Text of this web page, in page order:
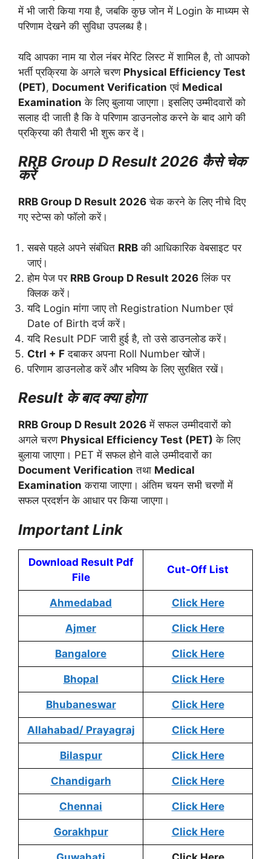
में भी जारी किया गया है, जबकि कुछ जोन में Login के माध्यम से
परिणाम देखने की सुविधा उपलब्ध है।
यदि आपका नाम या रोल नंबर मेरिट लिस्ट में शामिल है, तो आपको
भर्ती प्रक्रिया के अगले चरण Physical Efficiency Test
(PET), Document Verification एवं Medical
Examination के लिए बुलाया जाएगा। इसलिए उम्मीदवारों को
सलाह दी जाती है कि वे परिणाम डाउनलोड करने के बाद आगे की
प्रक्रिया की तैयारी भी शुरू कर दें।
RRB Group D Result 2026 कैसे चेक
करें
RRB Group D Result 2026 चेक करने के लिए नीचे दिए
गए स्टेप्स को फॉलो करें।
सबसे पहले अपने संबंधित RRB की आधिकारिक वेबसाइट पर
जाएं।
होम पेज पर RRB Group D Result 2026 लिंक पर
क्लिक करें।
यदि Login मांगा जाए तो Registration Number एवं
Date of Birth दर्ज करें।
यदि Result PDF जारी हुई है, तो उसे डाउनलोड करें।
Ctrl + F दबाकर अपना Roll Number खोजें।
परिणाम डाउनलोड करें और भविष्य के लिए सुरक्षित रखें।
Result के बाद क्या होगा
RRB Group D Result 2026 में सफल उम्मीदवारों को
अगले चरण Physical Efficiency Test (PET) के लिए
बुलाया जाएगा। PET में सफल होने वाले उम्मीदवारों का
Document Verification तथा Medical
Examination कराया जाएगा। अंतिम चयन सभी चरणों में
सफल प्रदर्शन के आधार पर किया जाएगा।
Important Link
Download Result Pdf
File
Cut-Off List
Ahmedabad Click Here
Ajmer Click Here
Bangalore Click Here
Bhopal Click Here
Bhubaneswar Click Here
Allahabad/ Prayagraj Click Here
Bilaspur Click Here
Chandigarh Click Here
Chennai Click Here
Gorakhpur Click Here